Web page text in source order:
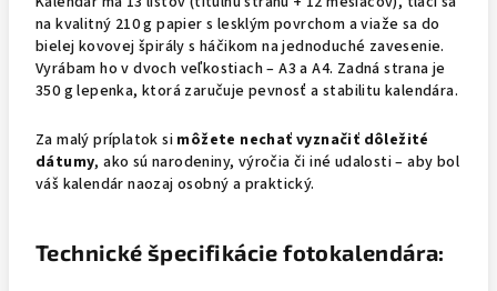
na kvalitný 210 g papier s lesklým povrchom a viaže sa do
bielej kovovej špirály s háčikom na jednoduché zavesenie.
Vyrábam ho v dvoch veľkostiach – A3 a A4. Zadná strana je
350 g lepenka, ktorá zaručuje pevnosť a stabilitu kalendára.
Za malý príplatok si môžete nechať vyznačiť dôležité
dátumy, ako sú narodeniny, výročia či iné udalosti – aby bol
váš kalendár naozaj osobný a praktický.
Technické špecifikácie fotokalendára: